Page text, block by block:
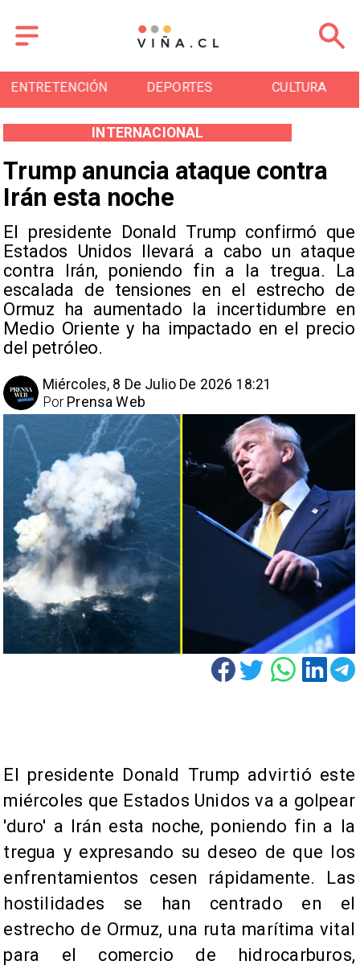
ENTRETENCIÓN DEPORTES CULTURA
Trump anuncia ataque contra
Irán esta noche
El presidente Donald Trump confirmó que
Estados Unidos llevará a cabo un ataque
contra Irán, poniendo fin a la tregua. La
escalada de tensiones en el estrecho de
Ormuz ha aumentado la incertidumbre en
Medio Oriente y ha impactado en el precio
del petróleo.
INTERNACIONAL
Miércoles, 8 De Julio De 2026 18:21
Prensa Web
Por
El presidente Donald Trump advirtió este
miércoles que Estados Unidos va a golpear
'duro' a Irán esta noche, poniendo fin a la
tregua y expresando su deseo de que los
enfrentamientos cesen rápidamente. Las
hostilidades se han centrado en el
estrecho de Ormuz, una ruta marítima vital
para el comercio de hidrocarburos,